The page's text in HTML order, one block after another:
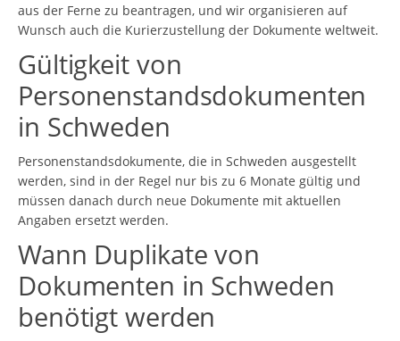
aus der Ferne zu beantragen, und wir organisieren auf
Wunsch auch die Kurierzustellung der Dokumente weltweit.
Gültigkeit von
Personenstandsdokumenten
in Schweden
Personenstandsdokumente, die in Schweden ausgestellt
werden, sind in der Regel nur bis zu 6 Monate gültig und
müssen danach durch neue Dokumente mit aktuellen
Angaben ersetzt werden.
Wann Duplikate von
Dokumenten in Schweden
benötigt werden